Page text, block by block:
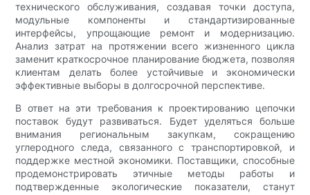
технического обслуживания, создавая точки доступа,
модульные компоненты и стандартизированные
интерфейсы, упрощающие ремонт и модернизацию.
Анализ затрат на протяжении всего жизненного цикла
заменит краткосрочное планирование бюджета, позволяя
клиентам делать более устойчивые и экономически
эффективные выборы в долгосрочной перспективе.
В ответ на эти требования к проектированию цепочки
поставок будут развиваться. Будет уделяться больше
внимания региональным закупкам, сокращению
углеродного следа, связанного с транспортировкой, и
поддержке местной экономики. Поставщики, способные
продемонстрировать этичные методы работы и
подтвержденные экологические показатели, станут